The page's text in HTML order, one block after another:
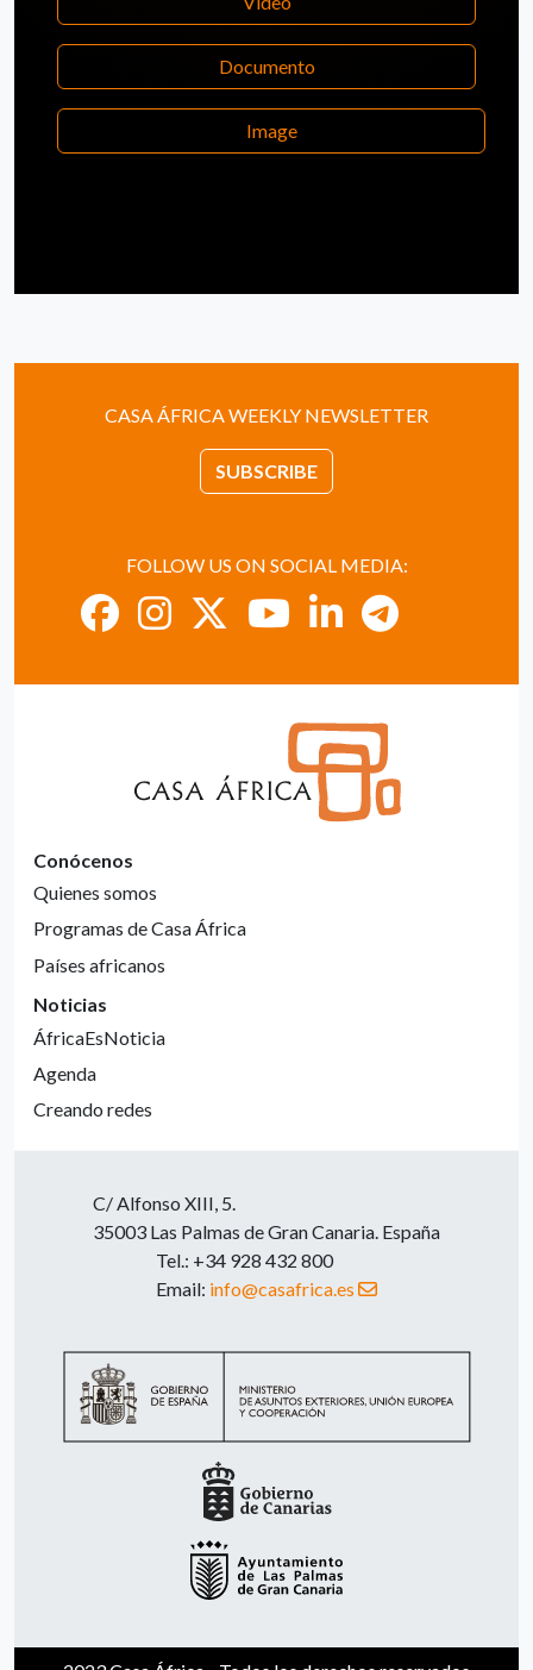
Documento
Image
CASA ÁFRICA WEEKLY NEWSLETTER
SUBSCRIBE
FOLLOW US ON SOCIAL MEDIA:
Conócenos
Quienes somos
Programas de Casa África
Países africanos
Noticias
ÁfricaEsNoticia
Agenda
Creando redes
C/ Alfonso XIII, 5.
35003 Las Palmas de Gran Canaria. España
Tel.: +34 928 432 800
Email: info@casafrica.es